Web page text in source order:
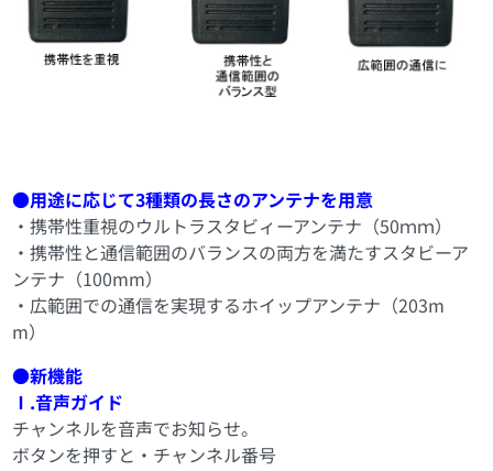
●用途に応じて3種類の長さのアンテナを用意
・携帯性重視のウルトラスタビィーアンテナ（50ｍｍ）
・携帯性と通信範囲のバランスの両方を満たすスタビーア
ンテナ（100mm）
・広範囲での通信を実現するホイップアンテナ（203m
m）
●新機能
Ⅰ.音声ガイド
チャンネルを音声でお知らせ。
ボタンを押すと・チャンネル番号